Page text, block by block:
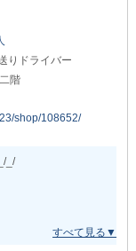
です◎
りドライバー
階
shop/108652/
_/